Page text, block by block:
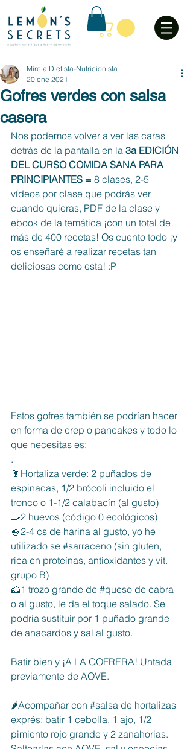
Gofres verdes con salsa
casera
Mireia Dietista-Nutricionista
20 ene 2021
Nos podemos volver a ver las caras
detrás de la pantalla en la 3a EDICIÓN
DEL CURSO COMIDA SANA PARA
PRINCIPIANTES = 8 clases, 2-5
vídeos por clase que podrás ver
cuando quieras, PDF de la clase y
ebook de la temática ¡con un total de
más de 400 recetas! Os cuento todo ¡y
os enseñaré a realizar recetas tan
deliciosas como esta! :P
Estos gofres también se podrían hacer
en forma de crep o pancakes y todo lo
que necesitas es:
.
🥬Hortaliza verde: 2 puñados de
espinacas, 1/2 brócoli incluido el
tronco o 1-1/2 calabacín (al gusto)
🍳2 huevos (código 0 ecológicos)
🍚2-4 cs de harina al gusto, yo he
utilizado se #sarraceno (sin gluten,
rica en proteínas, antioxidantes y vit.
grupo B)
🧀1 trozo grande de #queso de cabra
o al gusto, le da el toque salado. Se
podría sustituir por 1 puñado grande
de anacardos y sal al gusto.
Batir bien y ¡A LA GOFRERA! Untada
previamente de AOVE.
🌶Acompañar con #salsa de hortalizas
exprés: batir 1 cebolla, 1 ajo, 1/2
pimiento rojo grande y 2 zanahorias.